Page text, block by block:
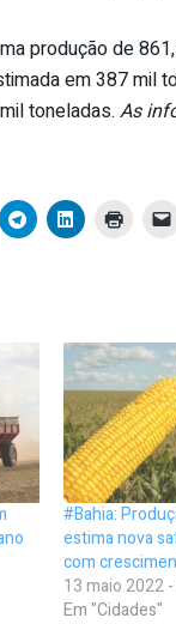
produção de
em 387 mil
toneladas. As
#Bahia:
estima nova
com
13 maio 2022
Em "Cidades"